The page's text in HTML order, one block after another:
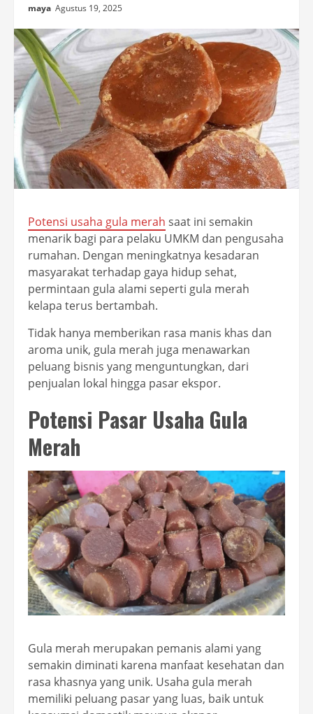
maya Agustus 19, 2025
Potensi usaha gula merah saat ini semakin
menarik bagi para pelaku UMKM dan pengusaha
rumahan. Dengan meningkatnya kesadaran
masyarakat terhadap gaya hidup sehat,
permintaan gula alami seperti gula merah
kelapa terus bertambah.
Tidak hanya memberikan rasa manis khas dan
aroma unik, gula merah juga menawarkan
peluang bisnis yang menguntungkan, dari
penjualan lokal hingga pasar ekspor.
Potensi Pasar Usaha Gula
Merah
Gula merah merupakan pemanis alami yang
semakin diminati karena manfaat kesehatan dan
rasa khasnya yang unik. Usaha gula merah
memiliki peluang pasar yang luas, baik untuk